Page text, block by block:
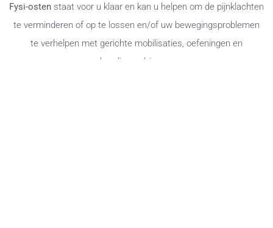
Fysi-osten staat voor u klaar en kan u helpen om de pijnklachten
te verminderen of op te lossen en/of uw bewegingsproblemen
te verhelpen met gerichte mobilisaties, oefeningen en
houdingsadviezen.